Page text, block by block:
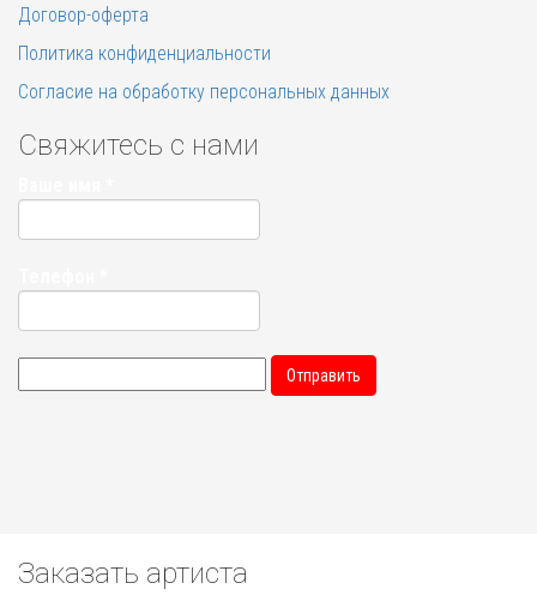
Договор-оферта
Политика конфиденциальности
Согласие на обработку персональных данных
Свяжитесь с нами
Отправить
Заказать артиста